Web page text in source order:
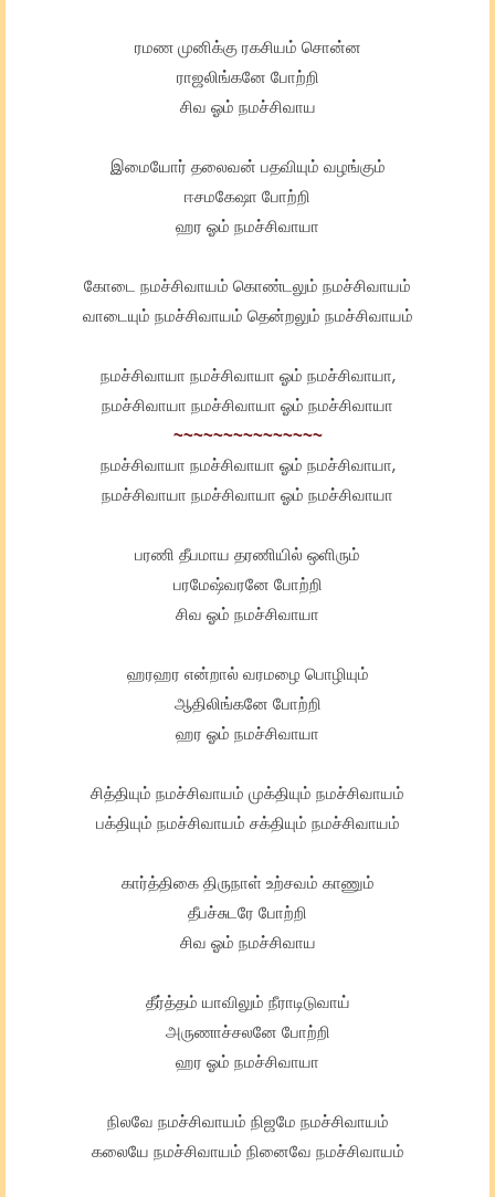
ரமண முனிக்கு ரகசியம் சொன்ன
ராஜலிங்கனே போற்றி
சிவ ஓம் நமச்சிவாய
இமையோர் தலைவன் பதவியும் வழங்கும்
ஈசமகேஷா போற்றி
ஹர ஓம் நமச்சிவாயா
கோடை நமச்சிவாயம் கொண்டலும் நமச்சிவாயம்
வாடையும் நமச்சிவாயம் தென்றலும் நமச்சிவாயம்
நமச்சிவாயா நமச்சிவாயா ஓம் நமச்சிவாயா,
நமச்சிவாயா நமச்சிவாயா ஓம் நமச்சிவாயா
~~~~~~~~~~~~~~~
நமச்சிவாயா நமச்சிவாயா ஓம் நமச்சிவாயா,
நமச்சிவாயா நமச்சிவாயா ஓம் நமச்சிவாயா
பரணி தீபமாய தரணியில் ஒளிரும்
பரமேஷ்வரனே போற்றி
சிவ ஓம் நமச்சிவாயா
ஹரஹர என்றால் வரமழை பொழியும்
ஆதிலிங்கனே போற்றி
ஹர ஓம் நமச்சிவாயா
சித்தியும் நமச்சிவாயம் முக்தியும் நமச்சிவாயம்
பக்தியும் நமச்சிவாயம் சக்தியும் நமச்சிவாயம்
கார்த்திகை திருநாள் உற்சவம் காணும்
தீபச்சுடரே போற்றி
சிவ ஓம் நமச்சிவாய
தீர்த்தம் யாவிலும் நீராடிடுவாய்
அருணாச்சலனே போற்றி
ஹர ஓம் நமச்சிவாயா
நிலவே நமச்சிவாயம் நிஜமே நமச்சிவாயம்
கலையே நமச்சிவாயம் நினைவே நமச்சிவாயம்